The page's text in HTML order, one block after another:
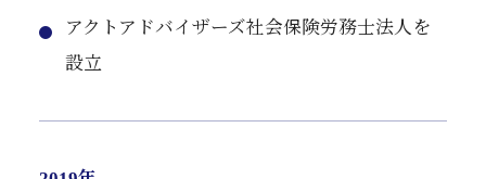
アクトアドバイザーズ社会保険労務士法人を
設立